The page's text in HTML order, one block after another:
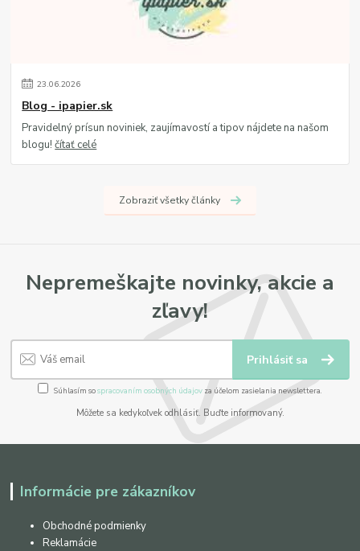
23.06.2026
Blog - ipapier.sk
Pravidelný prísun noviniek, zaujímavostí a tipov nájdete na našom
blogu!čítať celé
Zobraziť všetky články
Nepremeškajte novinky, akcie a
zľavy!
Prihlásiť sa
Súhlasím sospracovaním osobných údajov za účelom zasielania newslettera.
Môžete sa kedykoľvek odhlásiť. Buďte informovaný.
Informácie pre zákazníkov
Obchodné podmienky
Reklamácie